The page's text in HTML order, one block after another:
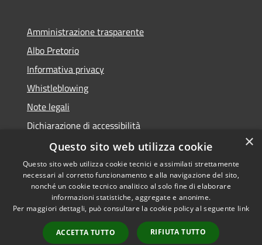
Amministrazione trasparente
Albo Pretorio
Informativa privacy
Whistleblowing
Note legali
Dichiarazione di accessibilità
Feedback accessibilità
RSS
Copyright © 2026 • Comune di
Municipium•
Accesso
×
Questo sito web utilizza cookie
Questo sito web utilizza cookie tecnici e assimilati strettamente
necessari al corretto funzionamento e alla navigazione del sito,
nonché un cookie tecnico analitico al solo fine di elaborare
informazioni statistiche, aggregate e anonime.
Per maggiori dettagli, può consultare la cookie policy al seguente link
ACCETTA TUTTO RIFIUTA TUTTO